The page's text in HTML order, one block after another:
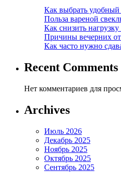
Как выбрать удобный
Польза вареной
Как снизить
Причины вечерних
Как часто нужно
Recent Comments
Нет комментариев для
Archives
Июль 2026
Декабрь 2025
Ноябрь 2025
Октябрь 2025
Сентябрь 2025